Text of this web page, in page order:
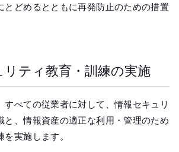
とどめるとともに再発防止のための措置
ティ教育・訓練の実施
すべての従業者に対して、情報セキュリ
と、情報資産の適正な利用・管理のため
実施します。